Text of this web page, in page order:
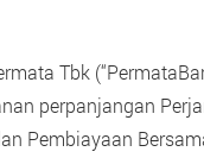
Tbk
perpanjangan
Pembiayaan